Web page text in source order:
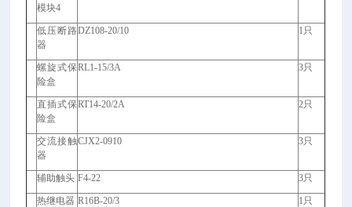
模块4
低压断路
器
DZ108-20/10 1只
螺旋式保
险盒
RL1-15/3A 3只
直插式保
险盒
RT14-20/2A 2只
交流接触
器
CJX2-0910 3只
辅助触头 F4-22 3只
热继电器 R16B-20/3 1只